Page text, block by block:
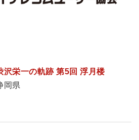
沢栄一の軌跡 第5回 浮月楼
岡県